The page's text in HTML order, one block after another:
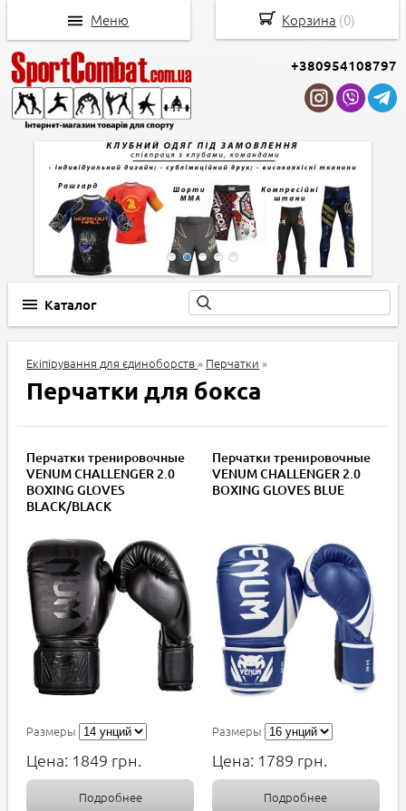
+380954108797
Каталог
Екіпірування для єдиноборств» Перчатки »
Перчатки для бокса
Перчатки тренировочные
VENUM CHALLENGER 2.0
BOXING GLOVES
BLACK/BLACK
Размеры
Цена: 1849 грн.
Подробнее
Перчатки тренировочные
VENUM CHALLENGER 2.0
BOXING GLOVES BLUE
Размеры
Цена: 1789 грн.
Подробнее
Корзина (0)
Меню